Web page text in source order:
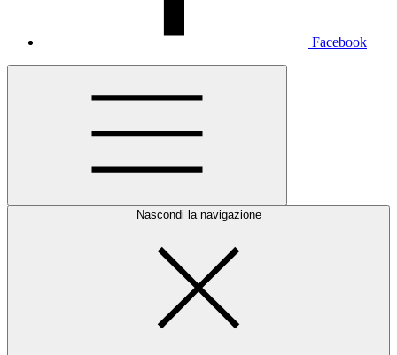
Facebook
Nascondi la navigazione